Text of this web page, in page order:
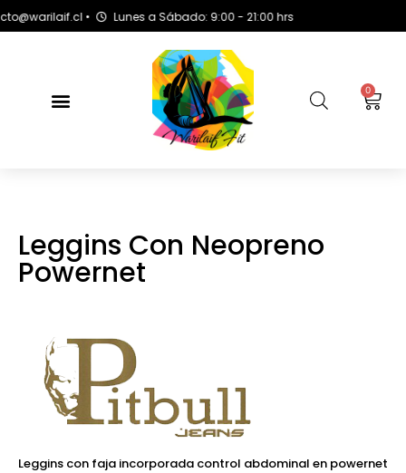
• Lunes a Sábado: 9:00 - 21:00 hrs
0
Leggins Con Neopreno
Powernet
Leggins con faja incorporada control abdominal en powernet